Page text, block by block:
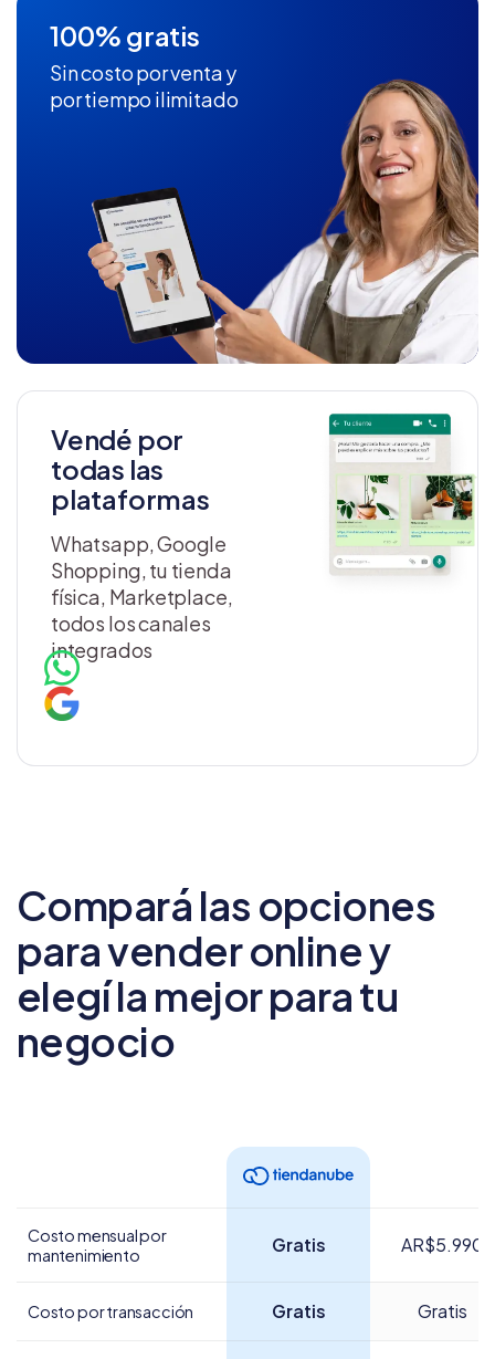
100% gratis
Sin costo por venta y
por tiempo ilimitado
Vendé por
todas las
plataformas
Whatsapp, Google
Shopping, tu tienda
física, Marketplace,
todos los canales
integrados
Compará las opciones
para vender onliney
elegí la mejor para tu
negocio
Costo mensual por
mantenimiento
Gratis AR$5.990
Costo por transacción Gratis Gratis